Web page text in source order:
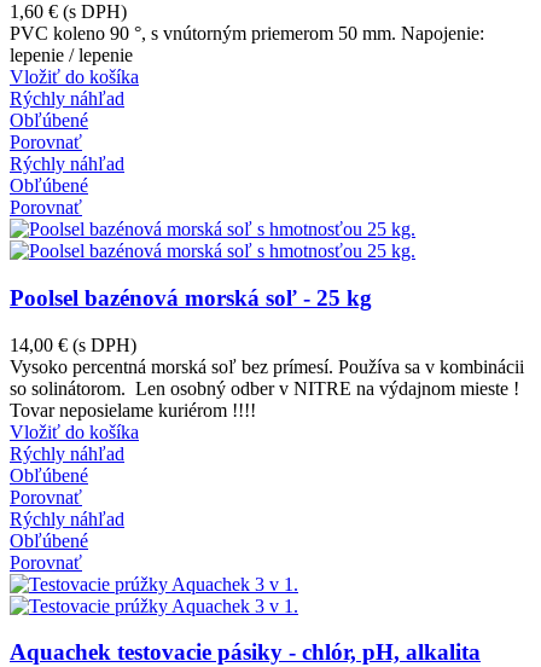
1,60 € (s DPH)
PVC koleno 90 °, s vnútorným priemerom 50 mm. Napojenie:
lepenie / lepenie
Vložiť do košíka
Rýchly náhľad
Obľúbené
Porovnať
Rýchly náhľad
Obľúbené
Porovnať
Poolsel bazénová morská soľ - 25 kg
14,00 € (s DPH)
Vysoko percentná morská soľ bez prímesí. Používa sa v kombinácii
so solinátorom. Len osobný odber v NITRE na výdajnom mieste !
Tovar neposielame kuriérom !!!!
Vložiť do košíka
Rýchly náhľad
Obľúbené
Porovnať
Rýchly náhľad
Obľúbené
Porovnať
Aquachek testovacie pásiky - chlór, pH, alkalita